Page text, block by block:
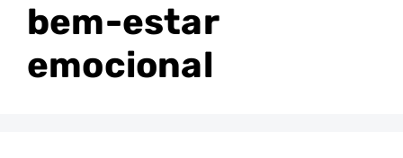
bem-estar
emocional